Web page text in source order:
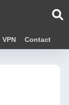
VPN Contact